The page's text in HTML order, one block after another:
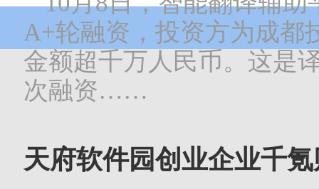
A+轮融资，投资方为成都
金额超千万人民币。这是
次融资……
天府软件园创业企业千